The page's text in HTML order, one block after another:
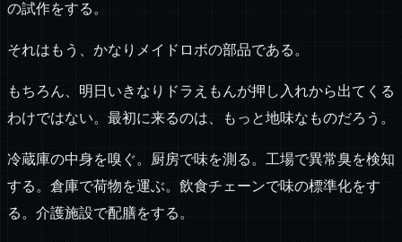
の試作をする。
それはもう、かなりメイドロボの部品である。
もちろん、明日いきなりドラえもんが押し入れから出てくる
わけではない。最初に来るのは、もっと地味なものだろう。
冷蔵庫の中身を嗅ぐ。厨房で味を測る。工場で異常臭を検知
する。倉庫で荷物を運ぶ。飲食チェーンで味の標準化をす
る。介護施設で配膳をする。